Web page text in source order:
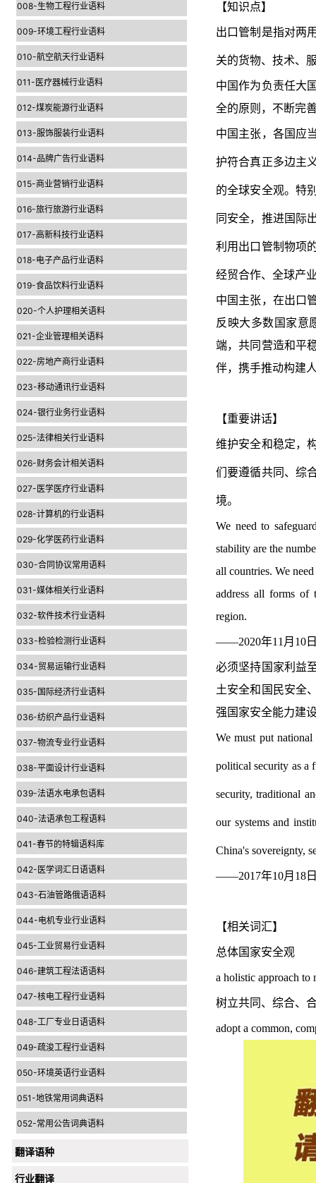
008-生物工程行业语料
009-环境工程行业语料
010-航空航天行业语料
011-医疗器械行业语料
012-煤炭能源行业语料
013-服饰服装行业语料
014-品牌广告行业语料
015-商业营销行业语料
016-旅行旅游行业语料
017-高新科技行业语料
018-电子产品行业语料
019-食品饮料行业语料
020-个人护理相关语料
021-企业管理相关语料
022-房地产商行业语料
023-移动通讯行业语料
024-银行业务行业语料
025-法律相关行业语料
026-财务会计相关语料
027-医学医疗行业语料
028-计算机的行业语料
029-化学医药行业语料
030-合同协议常用语料
031-媒体相关行业语料
032-软件技术行业语料
033-检验检测行业语料
034-贸易运输行业语料
035-国际经济行业语料
036-纺织产品行业语料
037-物流专业行业语料
038-平面设计行业语料
039-法语水电承包语料
040-法语承包工程语料
041-春节的特辑语料库
042-医学词汇日语语料
043-石油管路俄语语料
044-电机专业行业语料
045-工业贸易行业语料
046-建筑工程法语语料
047-核电工程行业语料
048-工厂专业日语语料
049-疏浚工程行业语料
050-环境英语行业语料
051-地铁常用词典语料
052-常用公告词典语料
翻译语种
行业翻译
【知识点】
出口管制是指对两
关的货物、技术、
中国作为负责任大
全的原则，不断完
中国主张，各国应
护符合真正多边主
的全球安全观。特
同安全，推进国际
利用出口管制物项
经贸合作、全球产
中国主张，在出口
反映大多数国家意
端，共同营造和平
伴，携手推动构建
【重要讲话】
维护安全和稳定，
们要遵循共同、综
境。
We need to
stability are the
all countries. We
address all forms of
region.
——2020年11月10
必须坚持国家利益
土安全和国民安全
强国家安全能力建
We must put
political security as a
security, traditional
our systems and
China's sovereignty,
——2017年10月18
【相关词汇】
总体国家安全观
a holistic approach to
树立共同、综合、
adopt a common,